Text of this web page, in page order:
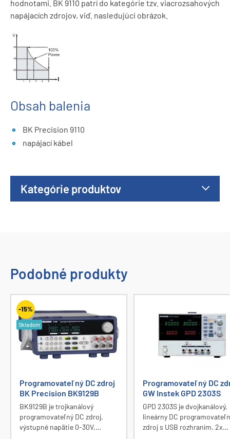
Kategórie produktov
hodnotami. BK 9110 patrí do kategórie tzv. viacrozsahových
napájacích zdrojov, viď. nasledujúci obrázok.
Obsah balenia
BK Precision 9110
napájací kábel
Podobné produkty
-15%
Skladom
Programovateľný DC zdroj
BK Precision BK9129B
BK9129B je trojkanálový
programovateľný DC zdroj,
výstupné napätie 0-30V,
Programovateľný DC
GW Instek GPD 2303S
GPD 2303S je dvojkanálový,
lineárny DC
zdroj s USB rozhraním. 2x